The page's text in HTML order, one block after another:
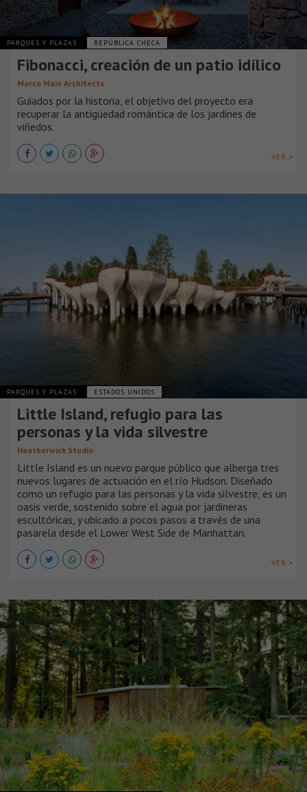
PARQUES Y PLAZAS REPÚBLICA CHECA
Fibonacci, creación de un patio idílico
Marco Maio Architects
Guiados por la historia, el objetivo del proyecto era
recuperar la antigüedad romántica de los jardines de
viñedos.
VER +
PARQUES Y PLAZAS ESTADOS UNIDOS
Little Island, refugio para las
personas y la vida silvestre
Heatherwick Studio
Little Island es un nuevo parque público que alberga tres
nuevos lugares de actuación en el río Hudson. Diseñado
como un refugio para las personas y la vida silvestre, es un
oasis verde, sostenido sobre el agua por jardineras
escultóricas, y ubicado a pocos pasos a través de una
pasarela desde el Lower West Side de Manhattan.
VER +